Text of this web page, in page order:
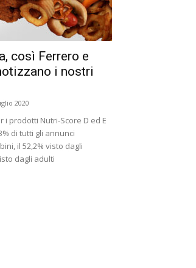
così Ferrero e
i nostri
2020
i prodotti Nutri-Score D ed E
di tutti gli annunci
il 52,2% visto dagli
dagli adulti